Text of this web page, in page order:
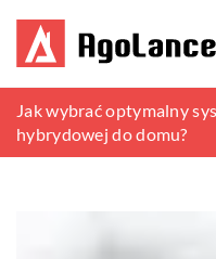
Jak stworzyć
przestrzeni?
Jak wybrać optymalny
hybrydowej do domu?
Kreatywne sposoby na
przedmiotów w